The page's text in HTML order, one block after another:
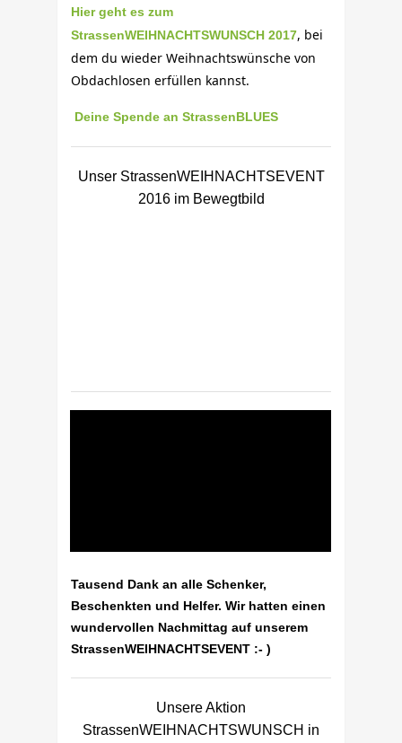
Hier geht es zum
StrassenWEIHNACHTSWUNSCH 2017, bei
dem du wieder Weihnachtswünsche von
Obdachlosen erfüllen kannst.
Deine Spende an StrassenBLUES
Unser StrassenWEIHNACHTSEVENT
2016 im Bewegtbild
Tausend Dank an alle Schenker,
Beschenkten und Helfer. Wir hatten einen
wundervollen Nachmittag auf unserem
StrassenWEIHNACHTSEVENT :- )
Unsere Aktion
StrassenWEIHNACHTSWUNSCH in